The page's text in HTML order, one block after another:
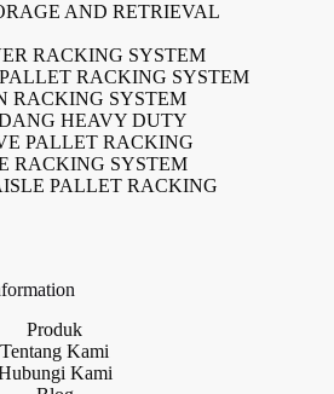
AND RETRIEVAL
RACKING SYSTEM
RACKING SYSTEM
RACKING SYSTEM
HEAVY DUTY
PALLET RACKING
RACKING SYSTEM
PALLET RACKING
Produk
Tentang Kami
Kami